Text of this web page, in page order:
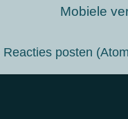
Mobiele
Reacties posten